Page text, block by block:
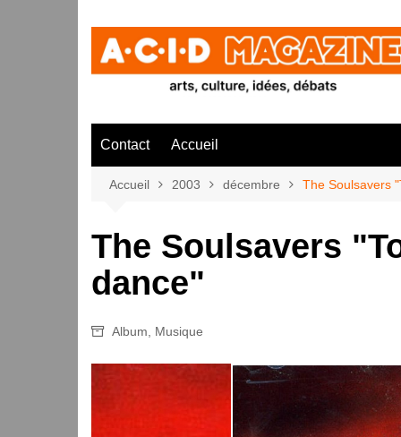
Contact Accueil
Accueil 2003 décembre The Soulsavers
The Soulsavers
dance"
Album Musique